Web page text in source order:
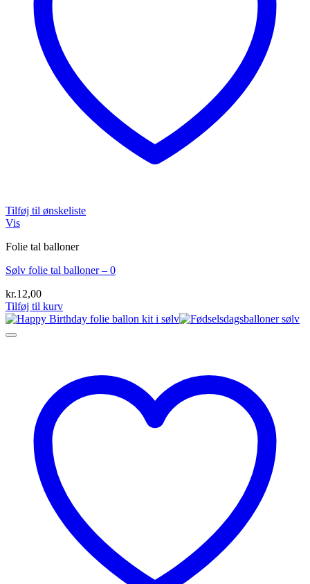
Tilføj til ønskeliste
Vis
Folie tal balloner
Sølv folie tal balloner – 0
kr.12,00
Tilføj til kurv